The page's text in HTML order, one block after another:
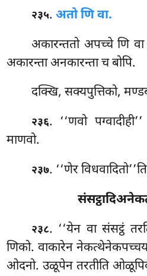
२३५.अतो णि वा.
अकारन्ततो अपच्चे णि वा
अकारन्ता अनकारन्ता च बोपि.
दक्खि, सक्यपुत्तिको,
२३६. ‘‘णवो
माणवो.
२३७. ‘‘णेर
२३८. ‘‘येन वा संसट्ठं
णिको. वाकारेन
ओदनो. उळूपेन तरतीति